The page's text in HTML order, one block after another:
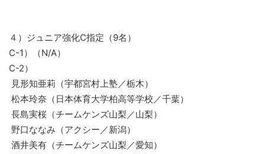
４）ジュニア強化C指定（9名）
C-1）（N/A）
C-2）
見形知亜莉（宇都宮村上塾／栃木）
松本玲奈（日本体育大学柏高等学校／千葉）
長島実桜（チームケンズ山梨／山梨）
野口ななみ（アクシー／新潟）
酒井美有（チームケンズ山梨／愛知）